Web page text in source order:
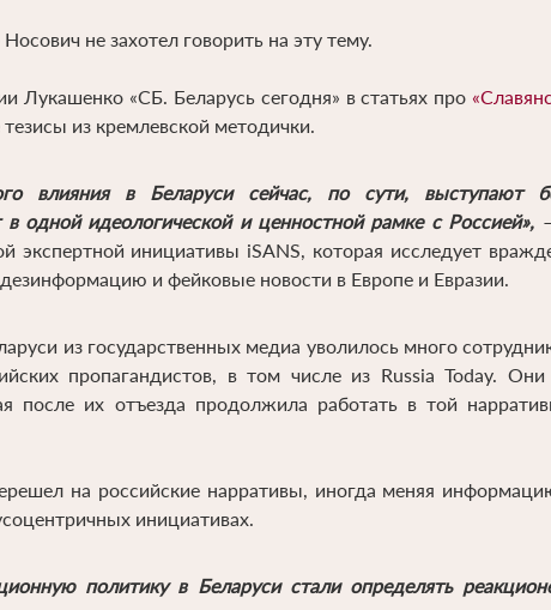
не захотел говорить на эту тему.
«СБ. Беларусь сегодня» в статьях про
из кремлевской методички.
влияния в Беларуси сейчас, по сути, выступают
идеологической и ценностной рамке с Россией»,
экспертной инициативы iSANS, которая исследует
и фейковые новости в Европе и Евразии.
из государственных медиа уволилось много
пропагандистов, в том числе из Russia Today. Они
после их отъезда продолжила работать в той
на российские нарративы, иногда меняя
инициативах.
политику в Беларуси стали определять